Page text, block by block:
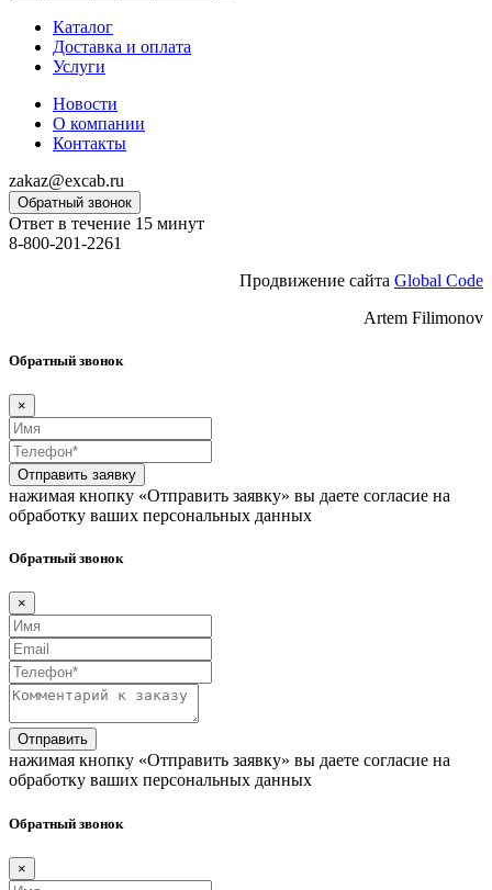
Каталог
Доставка и оплата
Услуги
Новости
О компании
Контакты
zakaz@excab.ru
Обратный звонок
Ответ в течение 15 минут
8-800-201-2261
Продвижение сайта Global Code
Artem Filimonov
Обратный звонок
×
Отправить заявку
нажимая кнопку «Отправить заявку» вы даете согласие на
обработку ваших персональных данных
Обратный звонок
×
Отправить
нажимая кнопку «Отправить заявку» вы даете согласие на
обработку ваших персональных данных
Обратный звонок
×